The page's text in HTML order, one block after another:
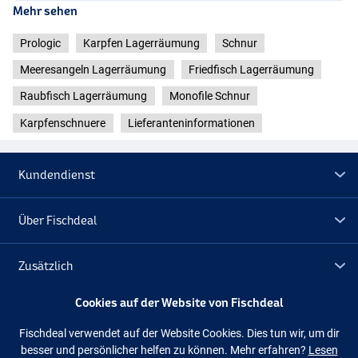
Prologic Plins Casting 1000m 12kg (0,40mm) GR
- Zugkraft: 12kg
Mehr sehen
Prologic Karpfen Lagerräumung Schnur
Meeresangeln Lagerräumung Friedfisch Lagerräumung
Raubfisch Lagerräumung Monofile Schnur
Karpfenschnuere Lieferanteninformationen
Kundendienst
Über Fischdeal
Zusätzlich
Lagerräumung
Cookies auf der Website von Fischdeal
Fischdeal verwendet auf der Website Cookies. Dies tun wir, um dir
besser und persönlicher helfen zu können. Mehr erfahren? Lesen